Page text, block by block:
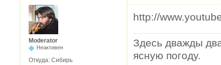
Moderator
Неактивен
Откуда: Сибирь
http://
Здесь дважды
ясную погоду.